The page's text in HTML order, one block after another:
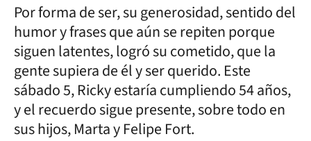
Por forma de ser, su generosidad, sentido del
humor y frases que aún se repiten porque
siguen latentes, logró su cometido, que la
gente supiera de él y ser querido. Este
sábado 5, Ricky estaría cumpliendo 54 años,
y el recuerdo sigue presente, sobre todo en
sus hijos, Marta y Felipe Fort.